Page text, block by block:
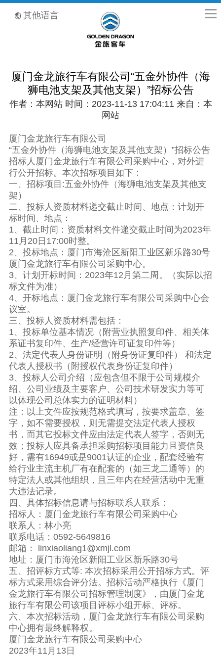
其他语言
厦门金龙旅行车有限公司“五金外协件（海
狮电池支架及其他支架）”招标公告
作者：本网站 时间：2023-11-13 17:04:11 来自：本
网站
厦门金龙旅行车有限公司
“五金外协件（海狮电池支架及其他支架）”招标公告
招标人厦门金龙旅行车有限公司采购中心，对外进
行公开招标。本次招标项目如下：
一、招标项目:五金外协件（海狮电池支架及其他支
架）
二、投标人资质材料递交截止时间、地点：计划开
标时间、地点：
1、截止时间：资质材料文件递交截止时间为2023年
11月20日17:00时整。
2、投标地点：厦门市海沧区新阳工业区新乐路30号
厦门金龙旅行车有限公司采购中心。
3、计划开标时间：2023年12月第二周。（实际以招
标文件为准）
4、开标地点：厦门金龙旅行车有限公司采购中心会
议室。
三、投标人资质材料需包括：
1、投标单位基本情况（附营业执照复印件、相关体
系证书复印件、生产/经营许可证复印件等）
2、法定代表人身份证明（附身份证复印件） 和法定
代表人授权书（附授权代表身份证复印件）
3、投标人公司介绍（应包含但不限于公司规模介
绍、公司业绩及主要客户、公司技术研发实力等可
以体现公司总体实力的证明材料）
注：以上文件应按规范格式填写，按要求盖章、签
字，如不需要授权，则无需提交法定代表人授权
书，而其它投标文件应由法定代表人签字，否则无
效；投标人应具备承担采购招标项目能力且资信良
好，需有16949或是9001认证的企业，配套经验有
给行业主流主机厂有在配套的（如三龙二通等）的
特定法人或其他组织，且三年内在经营活动中无重
大违法记录。
四、具体招标信息请与招标联系人联系：
招标人：厦门金龙旅行车有限公司采购中心
联系人：林小亮
联系电话：0592-5649816
邮箱： linxiaoliang1@xmjl.com
地址：厦门市海沧区新阳工业区新乐路30号
五、招评标方式等: 本次招标采用公开招标方式。评
标方式采用综合评分法。招标活动严格执行《厦门
金龙旅行车有限公司招标管理制度》，由厦门金龙
旅行车有限公司该项目评标小组开标、评标。
六、本次招标活动，厦门金龙旅行车有限公司采购
中心拥有最终解释权。
厦门金龙旅行车有限公司采购中心
2023年11月13日